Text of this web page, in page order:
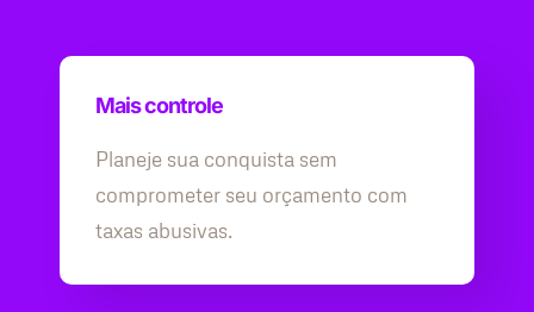
Mais controle
Planeje sua conquista sem
comprometer seu orçamento com
taxas abusivas.